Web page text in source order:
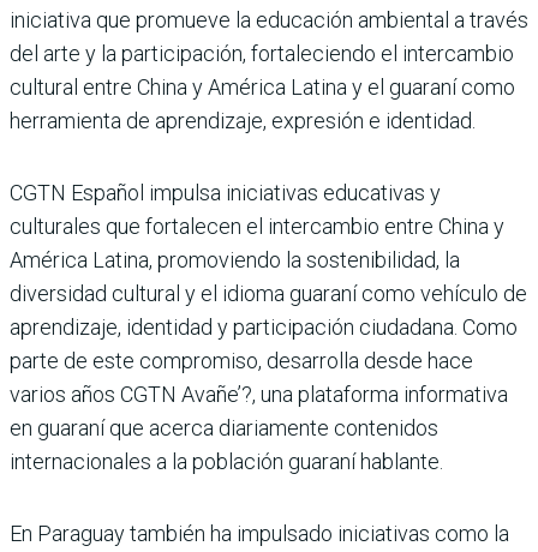
iniciativa que promueve la educación ambiental a través
del arte y la participación, fortaleciendo el intercambio
cultural entre China y América Latina y el guaraní como
herramienta de aprendizaje, expresión e identidad.
CGTN Español impulsa iniciativas educativas y
culturales que fortalecen el intercambio entre China y
América Latina, promoviendo la sostenibilidad, la
diversidad cultural y el idioma guaraní como vehículo de
aprendizaje, identidad y participación ciudadana. Como
parte de este compromiso, desarrolla desde hace
varios años CGTN Avañe’?, una plataforma informativa
en guaraní que acerca diariamente contenidos
internacionales a la población guaraní hablante.
En Paraguay también ha impulsado iniciativas como la